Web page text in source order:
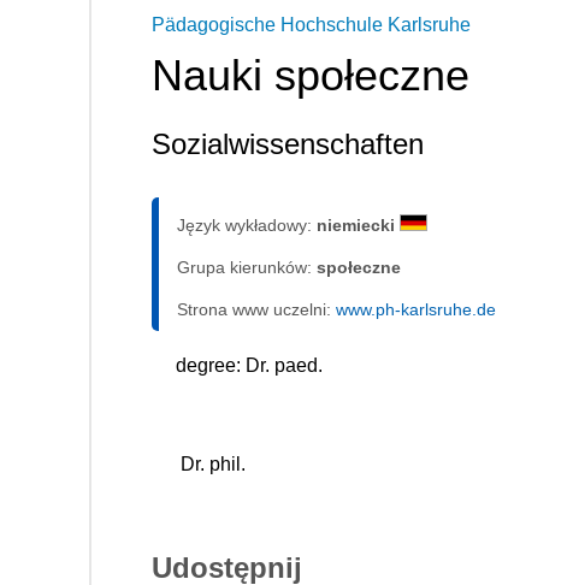
Pädagogische Hochschule Karlsruhe
Nauki społeczne
Sozialwissenschaften
Język wykładowy: niemiecki
Grupa kierunków: społeczne
Strona www uczelni: www.ph-karlsruhe.de
degree: Dr. paed.
Dr. phil.
Udostępnij